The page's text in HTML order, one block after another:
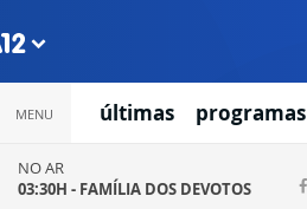
MENU últimas programas
NO AR
03:30H - FAMÍLIA DOS DEVOTOS